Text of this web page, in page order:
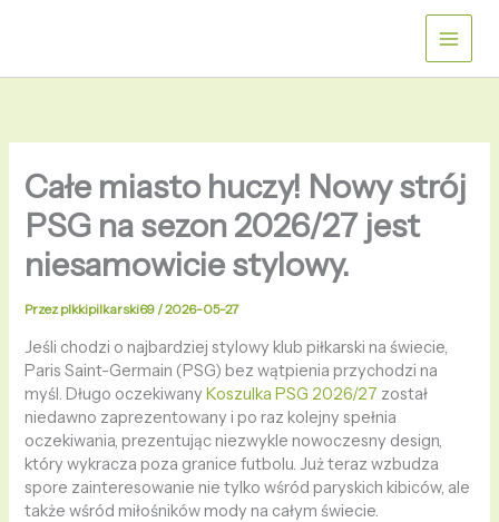
Całe miasto huczy! Nowy strój
PSG na sezon 2026/27 jest
niesamowicie stylowy.
Przez plkkipilkarski69 /2026-05-27
Jeśli chodzi o najbardziej stylowy klub piłkarski na świecie,
Paris Saint-Germain (PSG) bez wątpienia przychodzi na
myśl. Długo oczekiwanyKoszulka PSG 2026/27 został
niedawno zaprezentowany i po raz kolejny spełnia
oczekiwania, prezentując niezwykle nowoczesny design,
który wykracza poza granice futbolu. Już teraz wzbudza
spore zainteresowanie nie tylko wśród paryskich kibiców, ale
także wśród miłośników mody na całym świecie.